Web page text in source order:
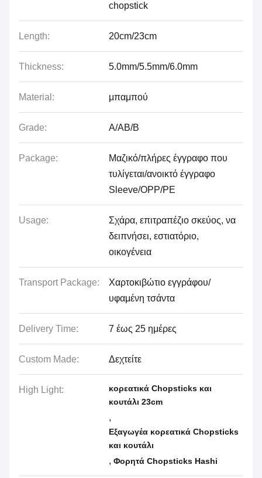
chopstick
Length: 20cm/23cm
Thickness: 5.0mm/5.5mm/6.0mm
Material: μπαμπού
Grade: A/AB/B
Package:
Μαζικό/πλήρες έγγραφο που
τυλίγεται/ανοικτό έγγραφο
Sleeve/OPP/PE
Usage:
Σχάρα, επιτραπέζιο σκεύος, να
δειπνήσει, εστιατόριο,
οικογένεια
Transport Package:
Χαρτοκιβώτιο εγγράφου/
υφαμένη τσάντα
Delivery Time: 7 έως 25 ημέρες
Custom Made: Δεχτείτε
High Light:
κορεατικά Chopsticks και
κουτάλι 23cm
,
Εξαγωγέα κορεατικά Chopsticks
και κουτάλι
, Φορητά Chopsticks Hashi